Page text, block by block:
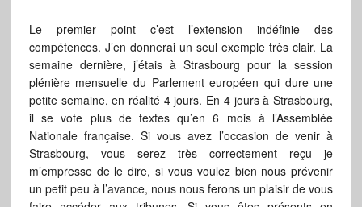
Le premier point c’est l’extension indéfinie des
compétences. J’en donnerai un seul exemple très clair. La
semaine dernière, j’étais à Strasbourg pour la session
plénière mensuelle du Parlement européen qui dure une
petite semaine, en réalité 4 jours. En 4 jours à Strasbourg,
il se vote plus de textes qu’en 6 mois à l’Assemblée
Nationale française. Si vous avez l’occasion de venir à
Strasbourg, vous serez très correctement reçu je
m’empresse de le dire, si vous voulez bien nous prévenir
un petit peu à l’avance, nous nous ferons un plaisir de vous